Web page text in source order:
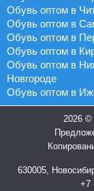
Обувь оптом в
Обувь оптом в
Обувь оптом в
Обувь оптом в
Обувь оптом в
Новгороде
Обувь оптом в
2026 ©
630005,
+7